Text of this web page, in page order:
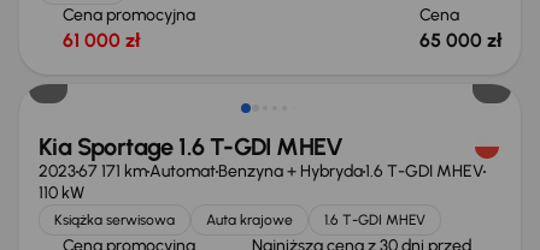
Cena promocyjna
61 000 zł
Cena
65 000 zł
Taniej o 1 000 zł
Kia Sportage 1.6 T-GDI MHEV
202367 171 kmAutomatBenzyna + Hybryda1.6 T-GDI MHEV
110 kW
Książka serwisowa Auta krajowe 1.6 T-GDI MHEV
Cena promocyjna
Najniższa cena z 30 dni przed